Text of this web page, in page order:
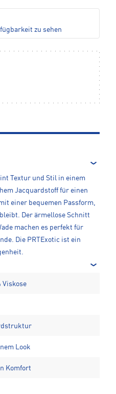
zu sehen
Textur und Stil in einem
Jacquardstoff für einen
einer bequemen Passform,
Der ärmellose Schnitt
machen es perfekt für
Die PRTExotic ist ein
Viskose
Look
Komfort